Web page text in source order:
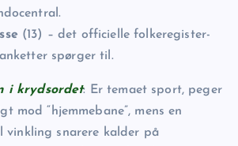
(13) – det officielle folkeregister-
spørger til.
i krydsordet: Er temaet sport, peger
mod “hjemmebane”, mens en
vinkling snarere kalder på